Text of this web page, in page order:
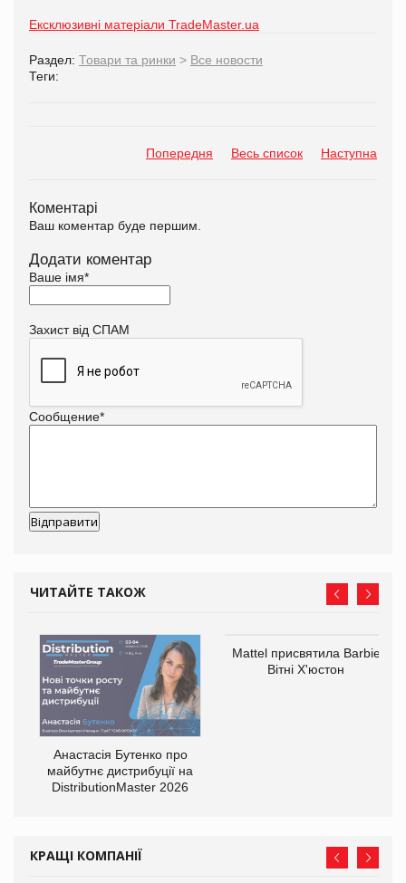
Ексклюзивні матеріали TradeMaster.ua
Раздел: Товари та ринки > Все новости
Теги:
Попередня Весь список Наступна
Коментарі
Ваш коментар буде першим.
Додати коментар
Ваше імя*
Захист від СПАМ
Сообщение*
ЧИТАЙТЕ ТАКОЖ
Анастасія Бутенко про
майбутнє дистрибуції на
DistributionMaster 2026
Mattel присвятила Barbie
Вітні Х'юстон
КРАЩІ КОМПАНІЇ